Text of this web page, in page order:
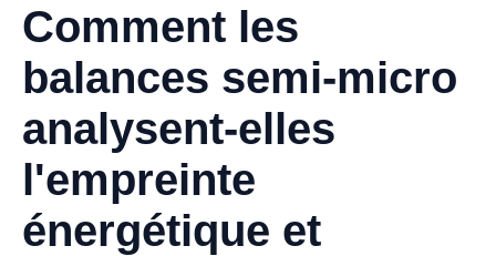
Comment les
balances semi-micro
analysent-elles
l'empreinte
énergétique et